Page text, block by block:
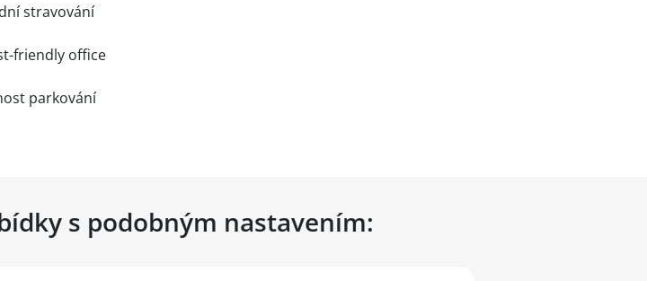
stravování
friendly office
parkování
s podobným nastavením: